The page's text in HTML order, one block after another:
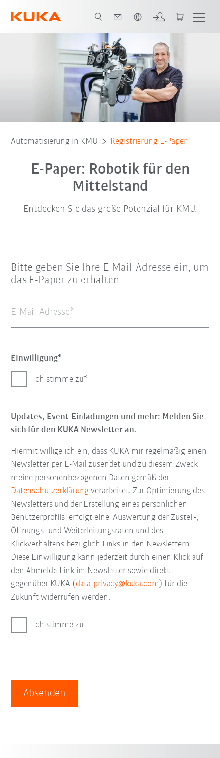
Automatisierung in KMU Registrierung E-Paper
E-Paper: Robotik für den
Mittelstand
Entdecken Sie das große Potenzial für KMU.
Bitte geben Sie Ihre E-Mail-Adresse ein, um
das E-Paper zu erhalten
E-Mail-Adresse
Einwilligung
Ich stimme zu
Updates, Event-Einladungen und mehr: Melden Sie
sich für den KUKA Newsletter an.
Hiermit willige ich ein, dass KUKA mir regelmäßig einen
Newsletter per E-Mail zusendet und zu diesem Zweck
meine personenbezogenen Daten gemäß der
Datenschutzerklärung verarbeitet. Zur Optimierung des
Newsletters und der Erstellung eines persönlichen
Benutzerprofils erfolgt eine Auswertung der Zustell-,
Öffnungs- und Weiterleitungsraten und des
Klickverhaltens bezüglich Links in den Newslettern.
Diese Einwilligung kann jederzeit durch einen Klick auf
den Abmelde-Link im Newsletter sowie direkt
gegenüber KUKA (data-privacy@kuka.com ) für die
Zukunft widerrufen werden.
Ich stimme zu
Absenden